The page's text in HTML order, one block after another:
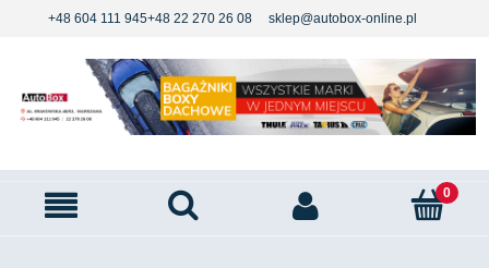
+48 604 111 945+48 22 270 26 08 sklep@autobox-online.pl